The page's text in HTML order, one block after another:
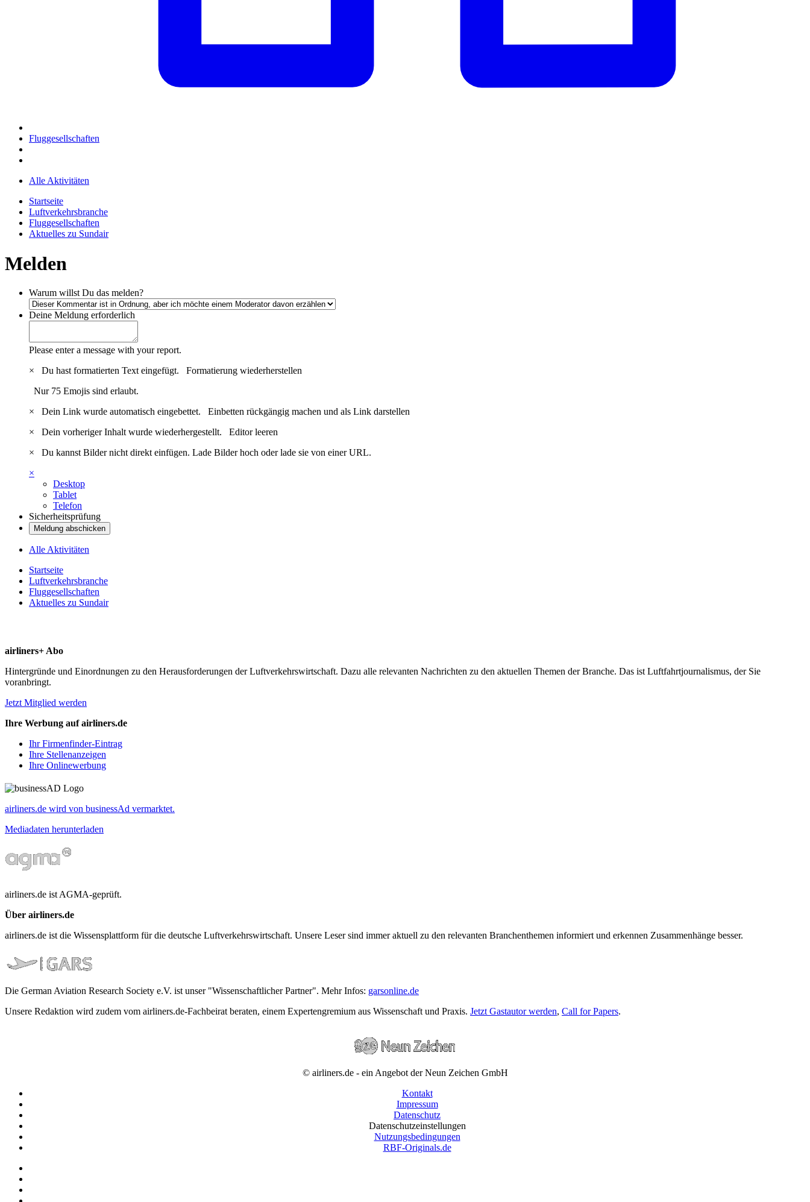
Fluggesellschaften
Alle Aktivitäten
Startseite
Luftverkehrsbranche
Fluggesellschaften
Aktuelles zu Sundair
Melden
Warum willst Du das melden?
Deine Meldung erforderlich
Please enter a message with your report.
×
Du hast formatierten Text eingefügt. Formatierung wiederherstellen
Nur 75 Emojis sind erlaubt.
×
Dein Link wurde automatisch eingebettet. Einbetten rückgängig machen und als Link darstellen
×
Dein vorheriger Inhalt wurde wiederhergestellt. Editor leeren
×
Du kannst Bilder nicht direkt einfügen. Lade Bilder hoch oder lade sie von einer URL.
×
Desktop
Tablet
Telefon
Sicherheitsprüfung
Meldung abschicken
Alle Aktivitäten
Startseite
Luftverkehrsbranche
Fluggesellschaften
Aktuelles zu Sundair
airliners+ Abo
Hintergründe und Einordnungen zu den Herausforderungen der Luftverkehrswirtschaft. Dazu alle relevanten Nachrichten zu den aktuellen Themen der Branche. Das ist Luftfahrtjournalismus, der Sie
voranbringt.
Jetzt Mitglied werden
Ihre Werbung auf airliners.de
Ihr Firmenfinder-Eintrag
Ihre Stellenanzeigen
Ihre Onlinewerbung
airliners.de wird von businessAd vermarktet.
Mediadaten herunterladen
airliners.de ist AGMA-geprüft.
Über airliners.de
airliners.de ist die Wissensplattform für die deutsche Luftverkehrswirtschaft. Unsere Leser sind immer aktuell zu den relevanten Branchenthemen informiert und erkennen Zusammenhänge besser.
Die German Aviation Research Society e.V. ist unser "Wissenschaftlicher Partner". Mehr Infos: garsonline.de
Unsere Redaktion wird zudem vom airliners.de-Fachbeirat beraten, einem Expertengremium aus Wissenschaft und Praxis. Jetzt Gastautor werden, Call for Papers.
© airliners.de - ein Angebot der Neun Zeichen GmbH
Kontakt
Impressum
Datenschutz
Datenschutzeinstellungen
Nutzungsbedingungen
RBF-Originals.de